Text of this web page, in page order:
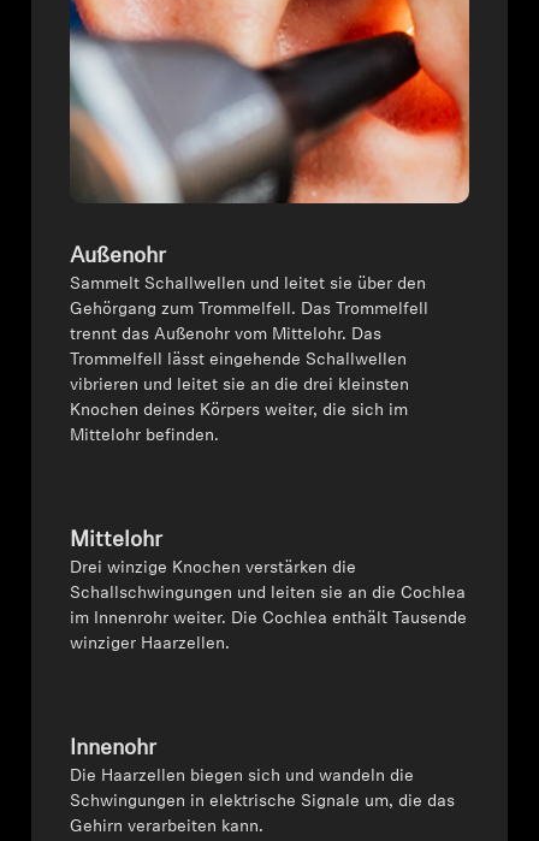
Außenohr
Sammelt Schallwellen und leitet sie über den
Gehörgang zum Trommelfell. Das Trommelfell
trennt das Außenohr vom Mittelohr. Das
Trommelfell lässt eingehende Schallwellen
vibrieren und leitet sie an die drei kleinsten
Knochen deines Körpers weiter, die sich im
Mittelohr befinden.
Mittelohr
⁠⁠Drei winzige Knochen verstärken die
Schallschwingungen und leiten sie an die Cochlea
im Innenrohr weiter. Die Cochlea enthält Tausende
winziger Haarzellen.
Innenohr
Die Haarzellen biegen sich und wandeln die
Schwingungen in elektrische Signale um, die das
Gehirn verarbeiten kann.